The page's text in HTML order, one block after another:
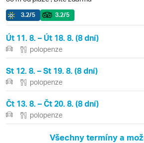
3.2/5 3.2/5
Út 11. 8. – Út 18. 8. (8 dní)
polopenze
St 12. 8. – St 19. 8. (8 dní)
polopenze
Čt 13. 8. – Čt 20. 8. (8 dní)
polopenze
Všechny termíny a